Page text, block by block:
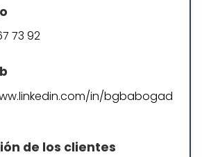
73 92
in/bgbabogad
de los clientes